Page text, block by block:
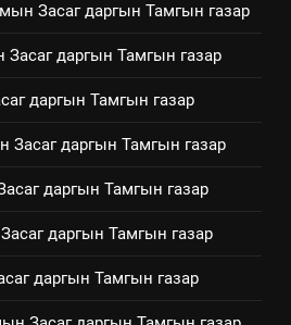
аймаг дахь салбар
2025 оны үйл
ЫН САЛБАР ЗӨВЛӨЛ
түүчээлсэн
байгуулах арга
ЫН САЛБАР ЗӨВЛӨЛ
Засаг даргын Тамгын газар
Засаг даргын Тамгын газар
даргын Тамгын газар
Засаг даргын Тамгын газар
даргын Тамгын газар
даргын Тамгын газар
даргын Тамгын газар